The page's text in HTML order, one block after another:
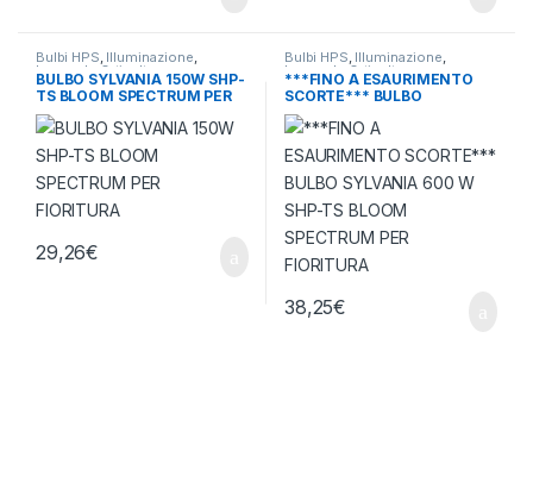
Bulbi HPS, Illuminazione,
Lampade Orticultura
BULBO SYLVANIA 150W SHP-
TS BLOOM SPECTRUM PER
FIORITURA
29,26€
Bulbi HPS, Illuminazione,
Lampade Orticultura
***FINO A ESAURIMENTO
SCORTE*** BULBO
SYLVANIA 600 W SHP-TS
BLOOM SPECTRUM PER
FIORITURA
38,25€